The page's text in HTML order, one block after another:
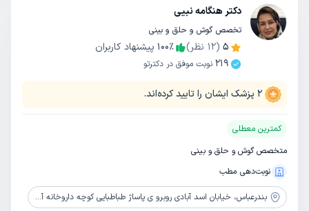
دکتر هنگامه نبیی
تخصص گوش و حلق و بینی
5
(
12 نظر) 100٪
پیشنهاد کاربران
219 نوبت موفق در دکترتو
2 پزشک ایشان را تایید کرده‌اند.
کمترین معطلی
متخصص گوش و حلق و بینی
نوبت‌دهی مطب
بندرعباس، خیابان اسد آبادی روبرو ی پاساژ طباطبایی کوچه داروخانه آریا ساختمان پزشکان محسن طبقه 2 واحد 4